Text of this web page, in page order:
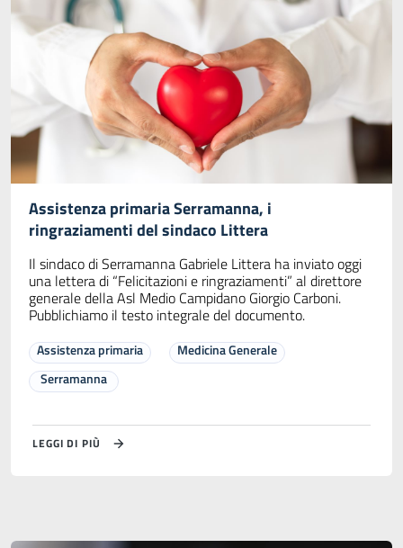
Assistenza primaria Serramanna, i
ringraziamenti del sindaco Littera
Il sindaco di Serramanna Gabriele Littera ha inviato oggi
una lettera di “Felicitazioni e ringraziamenti” al direttore
generale della Asl Medio Campidano Giorgio Carboni.
Pubblichiamo il testo integrale del documento.
Assistenza primaria
Medicina Generale
Serramanna
LEGGI DI PIÙ